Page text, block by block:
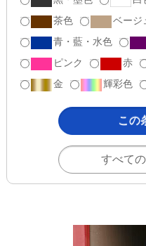
茶色
ベージ
青・藍・水色
ピンク
赤
金
輝彩色